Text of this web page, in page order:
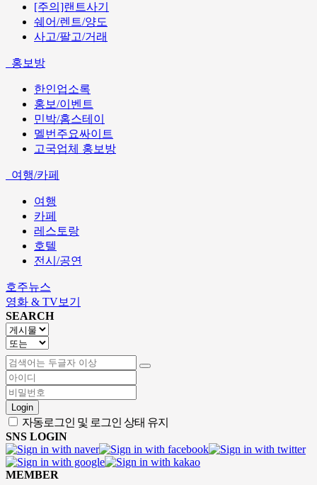
[주의]랜트사기
쉐어/렌트/양도
사고/팔고/거래
홍보방
한인업소록
홍보/이벤트
민박/홈스테이
멜번주요싸이트
고국업체 홍보방
여행/카페
여행
카페
레스토랑
호텔
전시/공연
호주뉴스
영화 & TV보기
SEARCH
Login
자동로그인 및 로그인 상태 유지
SNS LOGIN
MEMBER